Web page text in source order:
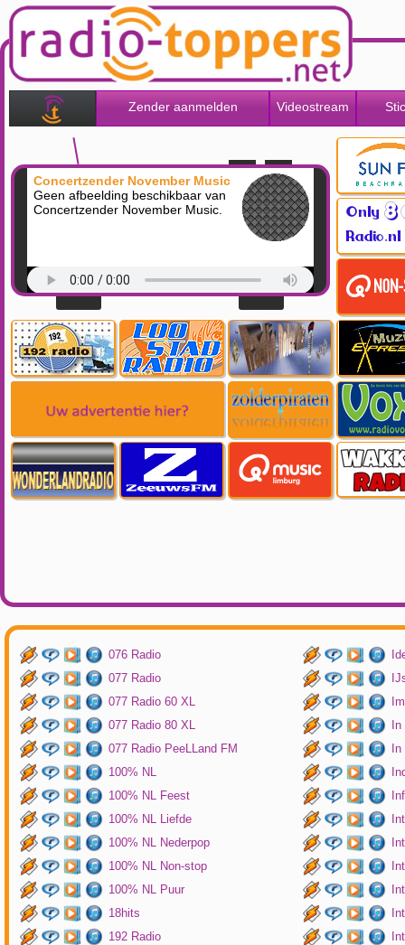
Zender aanmelden Videostream
Concertzender November Music
Geen afbeelding beschikbaar van
Concertzender November Music.
076 Radio
077 Radio
077 Radio 60 XL
077 Radio 80 XL
077 Radio PeeLLand FM
100% NL
100% NL Feest
100% NL Liefde
100% NL Nederpop
100% NL Non-stop
100% NL Puur
18hits
192 Radio